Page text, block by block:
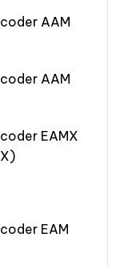
AAM
AAM
EAMX
EAM